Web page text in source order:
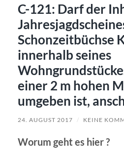
C-121: Darf der
Schonzeitbüchse
innerhalb seines
einer 2 m hohen
umgeben ist,
24. AUGUST 2017 / KEINE
Worum geht es hier ?